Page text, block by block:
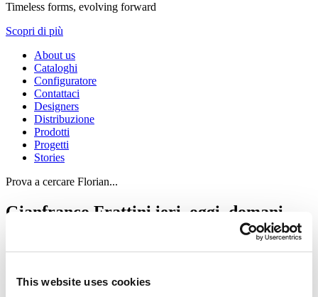
This website uses cookies
Timeless forms, evolving forward
Scopri di più
About us
Cataloghi
Configuratore
Contattaci
Designers
Distribuzione
Prodotti
Progetti
Stories
Prova a cercare Florian...
Gianfranco Frattini ieri, oggi, domani
Eventi
«Questa mostra sul lavoro di Gianfranco Frattini è come una